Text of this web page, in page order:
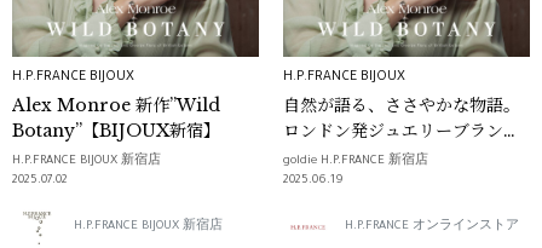
H.P.FRANCE BIJOUX
Alex Monroe 新作”Wild
Botany”【BIJOUX新宿】
H.P.FRANCE BIJOUX 新宿店
2025.07.02
H.P.FRANCE BIJOUX 新宿店
H.P.FRANCE BIJOUX
自然が語る、ささやかな物語。
ロンドン発ジュエリーブランド
「アレックス・モンロー」の新
作”Wild Botany”が新入荷
goldie H.P.FRANCE 新宿店
2025.06.19
H.P.FRANCE オンラインストア